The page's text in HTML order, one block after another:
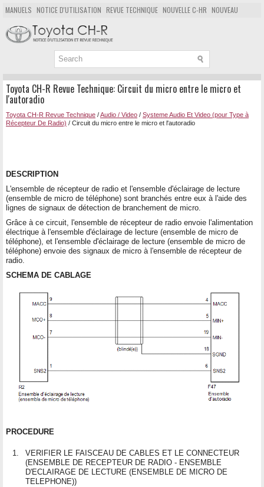
MANUELS NOTICE D'UTILISATION REVUE TECHNIQUE NOUVELLE C-HR NOUVEAU
POPULAIRE
PLAN DU SITE CHERCHER
Toyota CH-R Revue Technique: Circuit du micro entre le micro et
l'autoradio
Toyota CH-R Revue Technique /Audio / Video / Systeme Audio Et Video (pour Type à
Récepteur De Radio) / Circuit du micro entre le micro et l'autoradio
DESCRIPTION
L'ensemble de récepteur de radio et l'ensemble d'éclairage de lecture
(ensemble de micro de téléphone) sont branchés entre eux à l'aide des
lignes de signaux de détection de branchement de micro.
Grâce à ce circuit, l'ensemble de récepteur de radio envoie l'alimentation
électrique à l'ensemble d'éclairage de lecture (ensemble de micro de
téléphone), et l'ensemble d'éclairage de lecture (ensemble de micro de
téléphone) envoie des signaux de micro à l'ensemble de récepteur de
radio.
SCHEMA DE CABLAGE
PROCEDURE
1.
VERIFIER LE FAISCEAU DE CABLES ET LE CONNECTEUR
(ENSEMBLE DE RECEPTEUR DE RADIO - ENSEMBLE
D'ECLAIRAGE DE LECTURE (ENSEMBLE DE MICRO DE
TELEPHONE))